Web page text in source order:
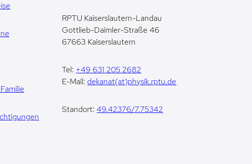
RPTU Kaiserslautern-Landau
Gottlieb-Daimler-Straße 46
67663 Kaiserslautern
Tel: +49 631 205 2682
E-Mail: dekanat(at)physik.rptu.de
Standort:49.42376/7.75342